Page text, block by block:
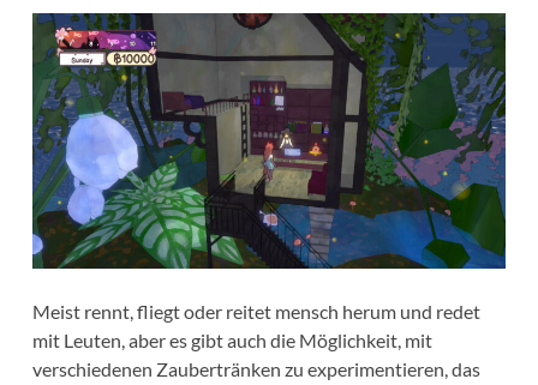
Meist rennt, fliegt oder reitet mensch herum und redet
mit Leuten, aber es gibt auch die Möglichkeit, mit
verschiedenen Zaubertränken zu experimentieren, das